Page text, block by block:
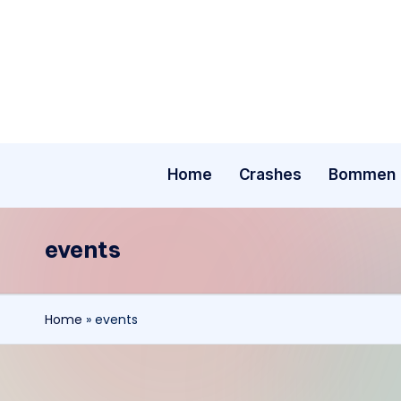
Home Crashes Bommen
events
Home » events